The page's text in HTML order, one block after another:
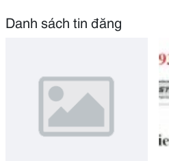
Danh sách tin đăng